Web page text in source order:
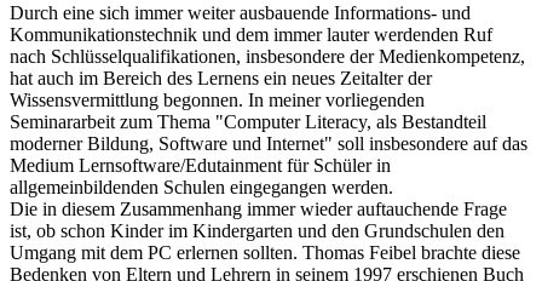
Durch eine sich immer weiter ausbauende Informations- und
Kommunikationstechnik und dem immer lauter werdenden Ruf
nach Schlüsselqualifikationen, insbesondere der Medienkompetenz,
hat auch im Bereich des Lernens ein neues Zeitalter der
Wissensvermittlung begonnen. In meiner vorliegenden
Seminararbeit zum Thema "Computer Literacy, als Bestandteil
moderner Bildung, Software und Internet" soll insbesondere auf das
Medium Lernsoftware/Edutainment für Schüler in
allgemeinbildenden Schulen eingegangen werden.
Die in diesem Zusammenhang immer wieder auftauchende Frage
ist, ob schon Kinder im Kindergarten und den Grundschulen den
Umgang mit dem PC erlernen sollten. Thomas Feibel brachte diese
Bedenken von Eltern und Lehrern in seinem 1997 erschienen Buch